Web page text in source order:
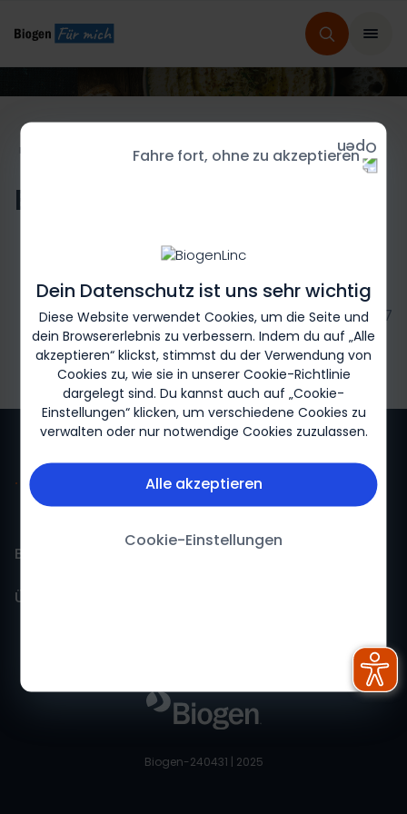
Dein Datenschutz ist uns sehr wichtig
Diese Website verwendet Cookies, um die Seite und
dein Browsererlebnis zu verbessern. Indem du auf „Alle
akzeptieren“ klickst, stimmst du der Verwendung von
Cookies zu, wie sie in unserer Cookie-Richtlinie
dargelegt sind. Du kannst auch auf „Cookie-
Einstellungen“ klicken, um verschiedene Cookies zu
verwalten oder nur notwendige Cookies zuzulassen.
Alle akzeptieren
Cookie-Einstellungen
Fahre fort, ohne zu akzeptieren
REZEPTE FÜR MICH REZEPTAUSWAHL
Bärlauch-Hummus
Biogen-246817
Biogen für mich
Biogen Für mich-Startseite
Feedback
Über Biogen
Nutzungsbedingungen
Biogen-240431 | 2025